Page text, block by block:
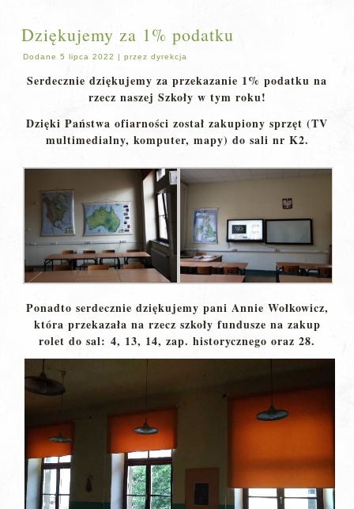
Dziękujemy za 1% podatku
Dodane 5 lipca 2022 |przez dyrekcja
Serdecznie dziękujemy za przekazanie 1% podatku na
rzecz naszej Szkoły w tym roku!
Dzięki Państwa ofiarności został zakupiony sprzęt (TV
multimedialny, komputer, mapy) do sali nr K2.
Ponadto serdecznie dziękujemy pani Annie Wołkowicz,
która przekazała na rzecz szkoły fundusze na zakup
rolet do sal: 4, 13, 14, zap. historycznego oraz 28.